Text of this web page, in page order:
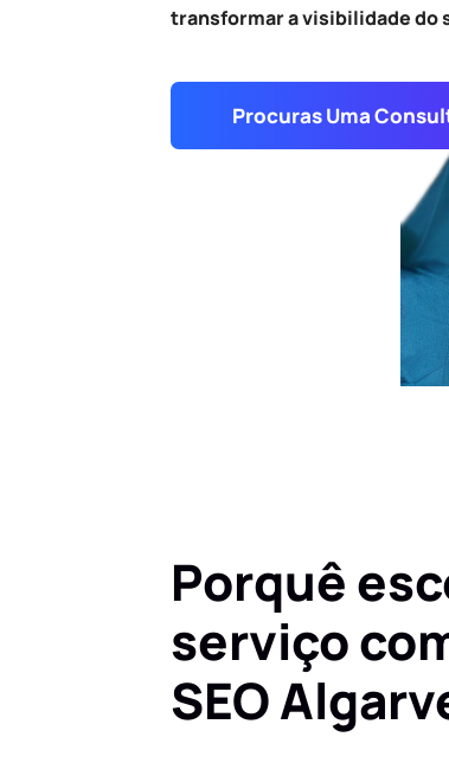
transformar a visibilidade do
Procuras Uma
Porquê
serviço
SEO